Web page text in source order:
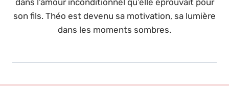
son fils. Théo est devenu sa motivation, sa lumière
dans les moments sombres.